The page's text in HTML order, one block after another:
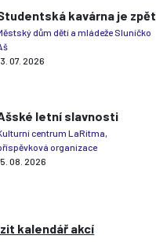
kavárna je zpět
dům dětí a mládeže Sluníčko
07. 2026
letní slavnosti
centrum LaRitma,
organizace
08. 2026
kalendář akcí